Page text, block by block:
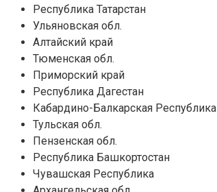
Республика Татарстан
Ульяновская обл.
Алтайский край
Тюменская обл.
Приморский край
Республика Дагестан
Кабардино-Балкарская Республика
Тульская обл.
Пензенская обл.
Республика Башкортостан
Чувашская Республика